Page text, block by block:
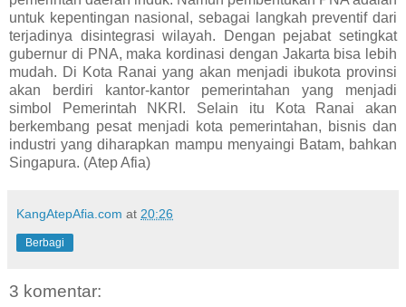
untuk kepentingan nasional, sebagai langkah preventif dari
terjadinya disintegrasi wilayah. Dengan pejabat setingkat
gubernur di PNA, maka kordinasi dengan Jakarta bisa lebih
mudah. Di Kota Ranai yang akan menjadi ibukota provinsi
akan berdiri kantor-kantor pemerintahan yang menjadi
simbol Pemerintah NKRI. Selain itu Kota Ranai akan
berkembang pesat menjadi kota pemerintahan, bisnis dan
industri yang diharapkan mampu menyaingi Batam, bahkan
Singapura. (Atep Afia)
KangAtepAfia.com at 20:26
Berbagi
3 komentar: